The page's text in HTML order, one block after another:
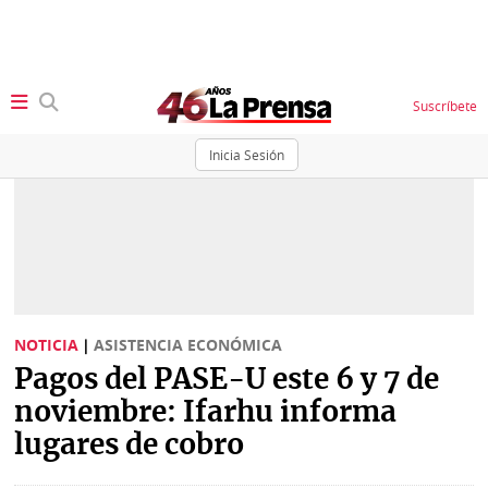
Inicia Sesión
Suscríbete
Sociedad
Judiciales
Política
Economía
Status
K
Vivir+
NOTICIA | ASISTENCIA ECONÓMICA
Pagos del PASE-U este 6 y 7 de
noviembre: Ifarhu informa
lugares de cobro